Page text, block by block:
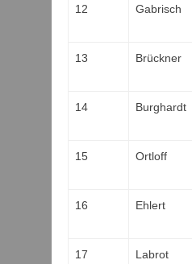
12 Gabrisch
13 Brückner
14 Burghardt
15 Ortloff
16 Ehlert
17 Labrot